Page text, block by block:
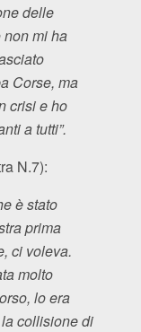
delle
non mi ha
Corse, ma
crisi e ho
a tutti”.
N.7):
è stato
prima
ci voleva.
molto
lo era
la collisione di